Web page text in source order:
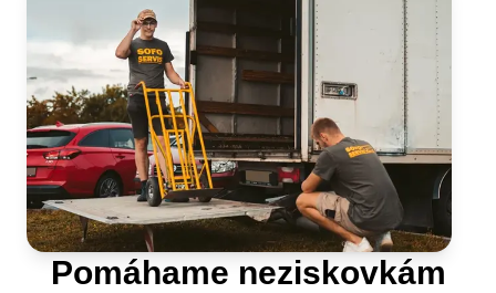
Čas prepravy a sledovanie zásielky
Pomáhame neziskovkám